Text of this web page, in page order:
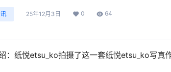
25年12月3日 0 64
：纸悦etsu_ko拍摄了这一套纸悦etsu_ko写真